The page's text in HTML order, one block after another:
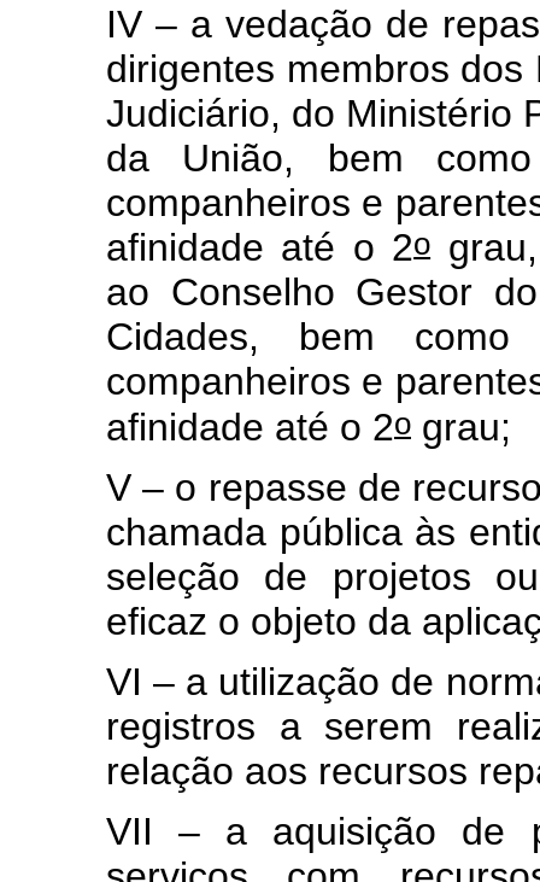
IV – a vedação de
dirigentes membros
Judiciário, do Ministério
da União, bem
companheiros e
afinidade até o 2ograu,
ao Conselho Gestor
Cidades, bem como
companheiros e
afinidade até o 2o grau;
V – o repasse de
chamada pública às
seleção de projetos
eficaz o objeto da
VI – a utilização de
registros a serem
relação aos recursos
VII – a aquisição de